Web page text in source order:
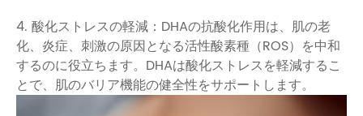
4. 酸化ストレスの軽減：DHAの抗酸化作用は、肌の老
化、炎症、刺激の原因となる活性酸素種（ROS）を中和
するのに役立ちます。DHAは酸化ストレスを軽減するこ
とで、肌のバリア機能の健全性をサポートします。